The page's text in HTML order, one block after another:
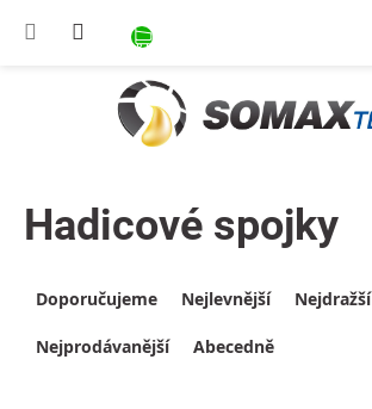
NÁKUPNÍ KOŠÍK
Hadicové spojky
Výpis produktů
Řazení produktů
Doporučujeme Nejlevnější Nejdražší
Nejprodávanější Abecedně